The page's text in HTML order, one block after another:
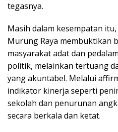
tegasnya.
Masih dalam kesempatan
Murung Raya membuktikan
masyarakat adat dan
politik, melainkan tertuang
yang akuntabel. Melalui
indikator kinerja seperti
sekolah dan penurunan
secara berkala dan ketat.